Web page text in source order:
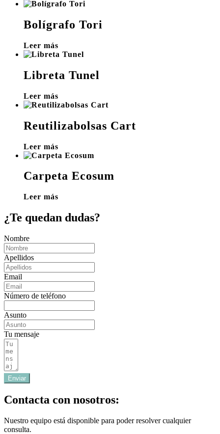
Bolígrafo Tori
Leer más
Libreta Tunel
Leer más
Reutilizabolsas Cart
Leer más
Carpeta Ecosum
Leer más
¿Te quedan dudas?
Nombre
Apellidos
Email
Número de teléfono
Asunto
Tu mensaje
Enviar
Contacta con nosotros:
Nuestro equipo está disponible para poder resolver cualquier
consulta.